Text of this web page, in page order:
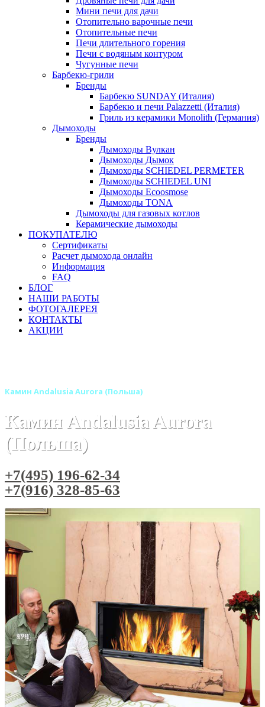
Мини печи для дачи
Отопительно варочные печи
Отопительные печи
Печи длительного горения
Печи с водяным контуром
Чугунные печи
Барбекю-грили
Бренды
Барбекю SUNDAY (Италия)
Барбекю и печи Palazzetti (Италия)
Гриль из керамики Monolith (Германия)
Дымоходы
Бренды
Дымоходы Вулкан
Дымоходы Дымок
Дымоходы SCHIEDEL PERMETER
Дымоходы SCHIEDEL UNI
Дымоходы Ecoosmose
Дымоходы TONA
Дымоходы для газовых котлов
Керамические дымоходы
ПОКУПАТЕЛЮ
Сертификаты
Расчет дымохода онлайн
Информация
FAQ
БЛОГ
НАШИ РАБОТЫ
ФОТОГАЛЕРЕЯ
КОНТАКТЫ
АКЦИИ
Камин Andalusia Aurora (Польша)
Камин Andalusia Aurora
(Польша)
+7(495) 196-62-34
+7(916) 328-85-63